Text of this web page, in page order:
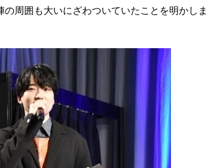
周囲も大いにざわついていたことを明かしま